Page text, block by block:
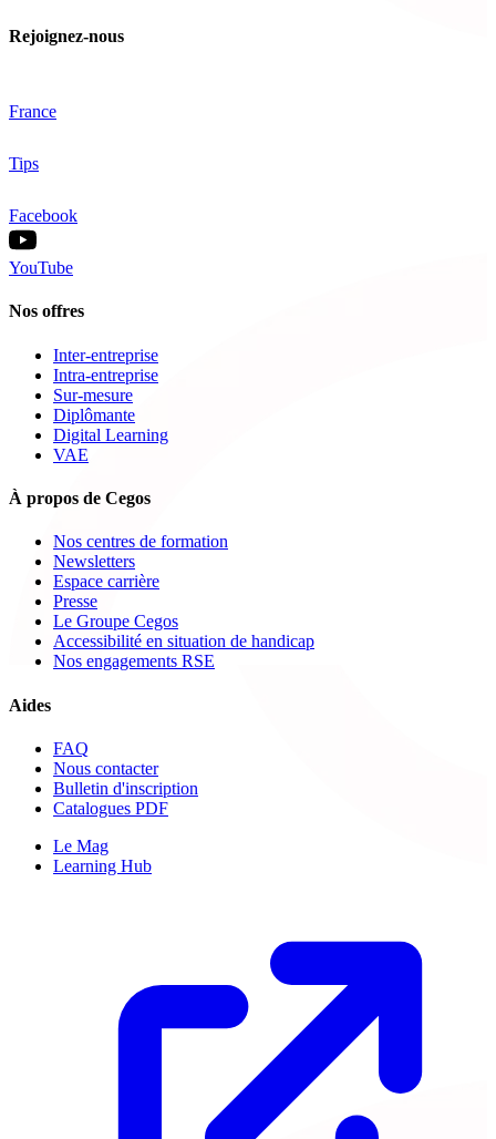
Rejoignez-nous
France
Tips
Facebook
YouTube
Nos offres
Inter-entreprise
Intra-entreprise
Sur-mesure
Diplômante
Digital Learning
VAE
À propos de Cegos
Nos centres de formation
Newsletters
Espace carrière
Presse
Le Groupe Cegos
Accessibilité en situation de handicap
Nos engagements RSE
Aides
FAQ
Nous contacter
Bulletin d'inscription
Catalogues PDF
Le Mag
Learning Hub